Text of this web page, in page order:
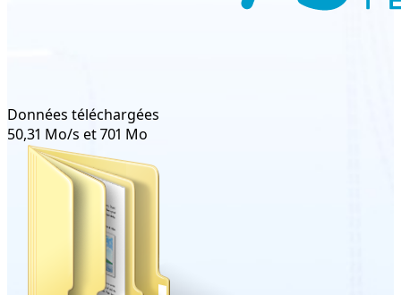
Données téléchargées
50,31 Mo/s et 701 Mo